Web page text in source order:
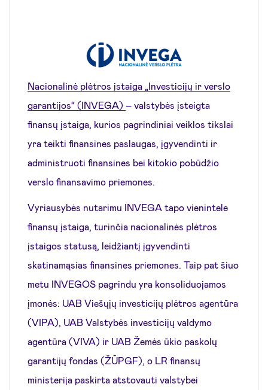
Nacionalinė plėtros įstaiga „Investicijų ir verslo
garantijos“ (INVEGA) – valstybės įsteigta
finansų įstaiga, kurios pagrindiniai veiklos tikslai
yra teikti finansines paslaugas, įgyvendinti ir
administruoti finansines bei kitokio pobūdžio
verslo finansavimo priemones.
Vyriausybės nutarimu INVEGA tapo vienintele
finansų įstaiga, turinčia nacionalinės plėtros
įstaigos statusą, leidžiantį įgyvendinti
skatinamąsias finansines priemones. Taip pat šiuo
metu INVEGOS pagrindu yra konsoliduojamos
įmonės: UAB Viešųjų investicijų plėtros agentūra
(VIPA), UAB Valstybės investicijų valdymo
agentūra (VIVA) ir UAB Žemės ūkio paskolų
garantijų fondas (ŽŪPGF), o LR finansų
ministerija paskirta atstovauti valstybei